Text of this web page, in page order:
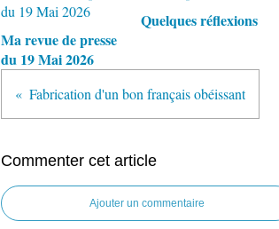
Ma revue de presse
du 19 Mai 2026
Quelques réflexions
Fabrication d'un bon français obéissant
Commenter cet article
Ajouter un commentaire